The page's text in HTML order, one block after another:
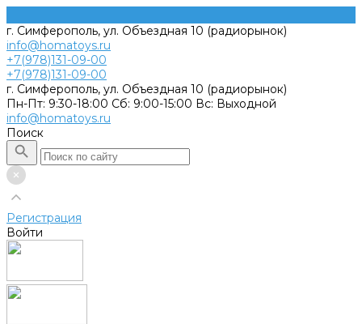
г. Симферополь, ул. Объездная 10 (радиорынок)
info@homatoys.ru
+7(978)131-09-00
+7(978)131-09-00
г. Симферополь, ул. Объездная 10 (радиорынок)
Пн-Пт: 9:30-18:00 Cб: 9:00-15:00 Вс: Выходной
info@homatoys.ru
Поиск
Регистрация
Войти